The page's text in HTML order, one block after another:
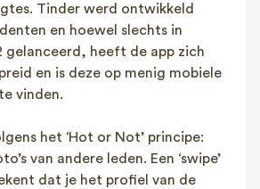
Tinder werd ontwikkeld
en hoewel slechts in
gelanceerd, heeft de app zich
en is deze op menig mobiele
vinden.
het ‘Hot or Not’ principe:
van andere leden. Een ‘swipe’
dat je het profiel van de